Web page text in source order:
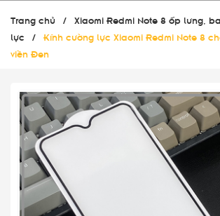
Trang chủ / Xiaomi Redmi Note 8 ốp lưng,
lực
/ Kính cường lực Xiaomi Redmi Note 8
viền Đen